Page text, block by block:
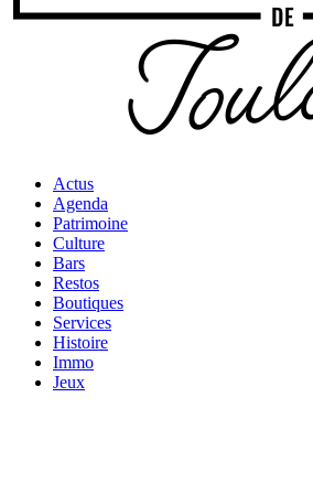
Actus
Agenda
Patrimoine
Culture
Bars
Restos
Boutiques
Services
Histoire
Immo
Jeux